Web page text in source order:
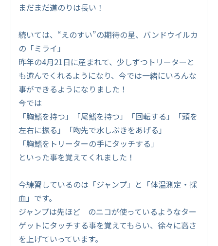
まだまだ道のりは長い！
続いては、“えのすい”の期待の星、バンドウイルカ
の「ミライ」
昨年の4月21日に産まれて、少しずつトリーターと
も遊んでくれるようになり、今では一緒にいろんな
事ができるようになりました！
今では
「胸鰭を持つ」「尾鰭を持つ」「回転する」「頭を
左右に振る」「吻先で水しぶきをあげる」
「胸鰭をトリーターの手にタッチする」
といった事を覚えてくれました！
今練習しているのは「ジャンプ」と「体温測定・採
血」です。
ジャンプは先ほど のニコが使っているようなター
ゲットにタッチする事を覚えてもらい、徐々に高さ
を上げていっています。